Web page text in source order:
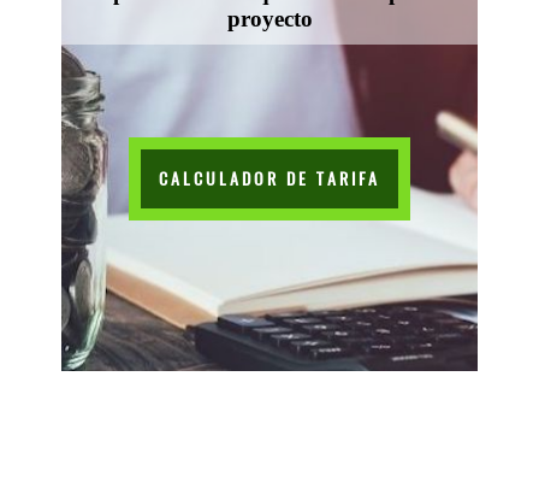
proyecto
CALCULADOR DE TARIFA